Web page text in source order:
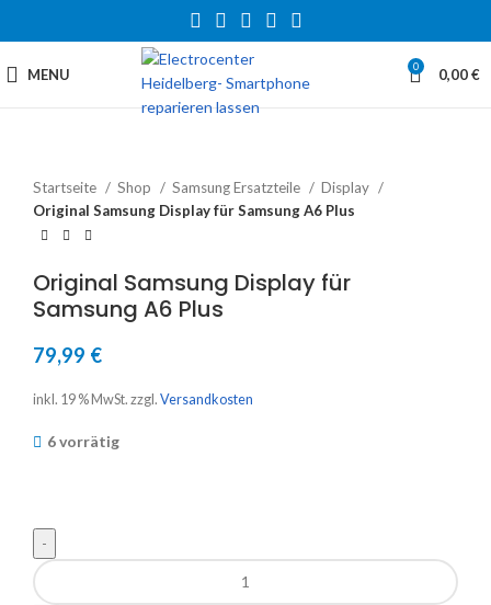
MENU 0 0,00€
Startseite Shop Samsung Ersatzteile
Display
Original Samsung Display für Samsung A6 Plus
Original Samsung Display für
Samsung A6 Plus
79,99 €
inkl. 19 % MwSt. zzgl. Versandkosten
6 vorrätig